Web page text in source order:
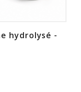
hydrolysé -